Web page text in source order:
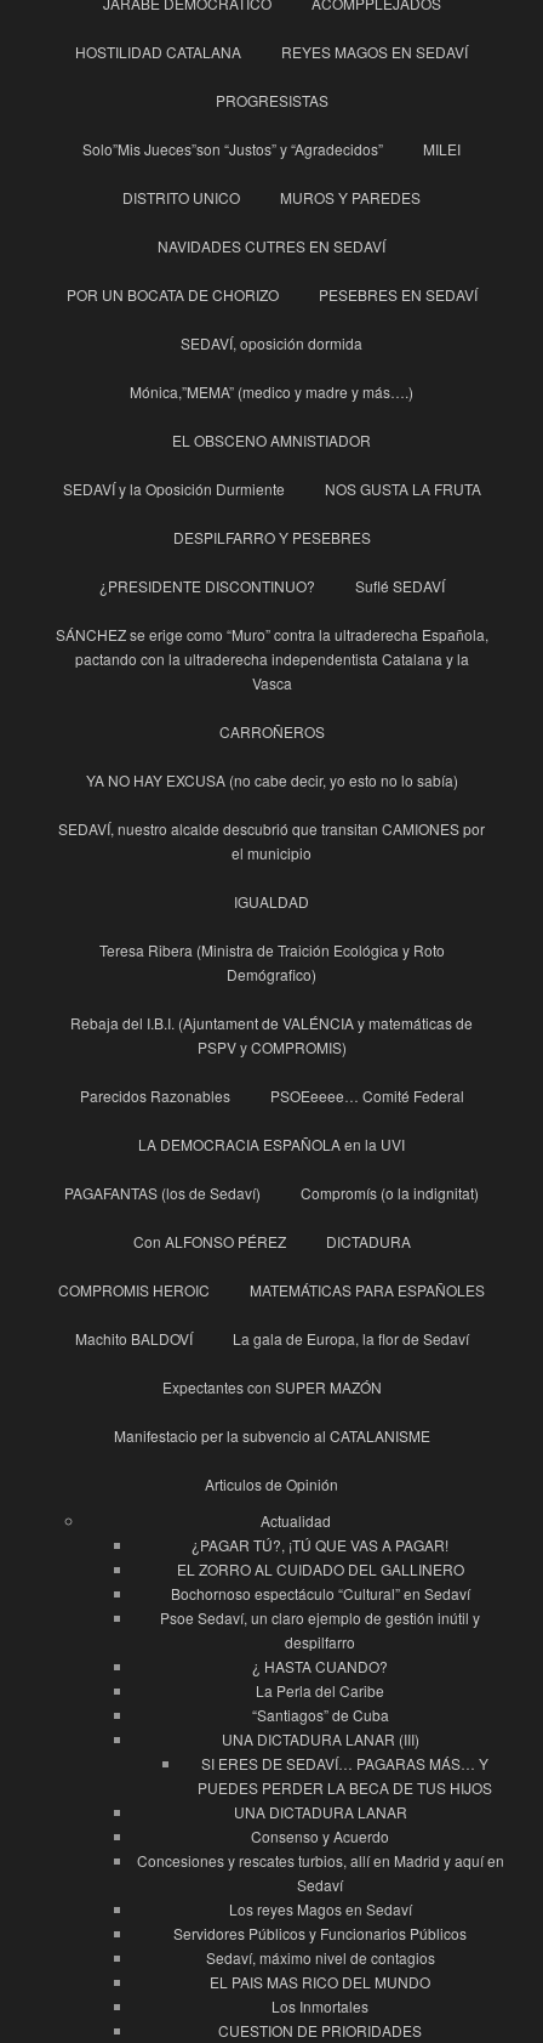
HOSTILIDAD CATALANA REYES MAGOS EN SEDAVÍ
PROGRESISTAS
Solo”Mis Jueces”son “Justos” y “Agradecidos” MILEI
DISTRITO UNICO MUROS Y PAREDES
NAVIDADES CUTRES EN SEDAVÍ
POR UN BOCATA DE CHORIZO PESEBRES EN SEDAVÍ
SEDAVÍ, oposición dormida
Mónica,”MEMA” (medico y madre y más….)
EL OBSCENO AMNISTIADOR
SEDAVÍ y la Oposición Durmiente NOS GUSTA LA FRUTA
DESPILFARRO Y PESEBRES
¿PRESIDENTE DISCONTINUO? Suflé SEDAVÍ
SÁNCHEZ se erige como “Muro” contra la ultraderecha Española,
pactando con la ultraderecha independentista Catalana y la
Vasca
CARROÑEROS
YA NO HAY EXCUSA (no cabe decir, yo esto no lo sabía)
SEDAVÍ, nuestro alcalde descubrió que transitan CAMIONES por
el municipio
IGUALDAD
Teresa Ribera (Ministra de Traición Ecológica y Roto
Demógrafico)
Rebaja del I.B.I. (Ajuntament de VALÉNCIA y matemáticas de
PSPV y COMPROMIS)
Parecidos Razonables PSOEeeee… Comité Federal
LA DEMOCRACIA ESPAÑOLA en la UVI
PAGAFANTAS (los de Sedaví) Compromís (o la indignitat)
Con ALFONSO PÉREZ DICTADURA
COMPROMIS HEROIC MATEMÁTICAS PARA ESPAÑOLES
Machito BALDOVÍ La gala de Europa, la flor de Sedaví
Expectantes con SUPER MAZÓN
Manifestacio per la subvencio al CATALANISME
Articulos de Opinión
Actualidad
¿PAGAR TÚ?, ¡TÚ QUE VAS A PAGAR!
EL ZORRO AL CUIDADO DEL GALLINERO
Bochornoso espectáculo “Cultural” en Sedaví
Psoe Sedaví, un claro ejemplo de gestión inútil y
despilfarro
¿ HASTA CUANDO?
La Perla del Caribe
“Santiagos” de Cuba
UNA DICTADURA LANAR (III)
SI ERES DE SEDAVÍ… PAGARAS MÁS… Y
PUEDES PERDER LA BECA DE TUS HIJOS
UNA DICTADURA LANAR
Consenso y Acuerdo
Concesiones y rescates turbios, allí en Madrid y aquí en
Sedaví
Los reyes Magos en Sedaví
Servidores Públicos y Funcionarios Públicos
Sedaví, máximo nivel de contagios
EL PAIS MAS RICO DEL MUNDO
Los Inmortales
CUESTION DE PRIORIDADES